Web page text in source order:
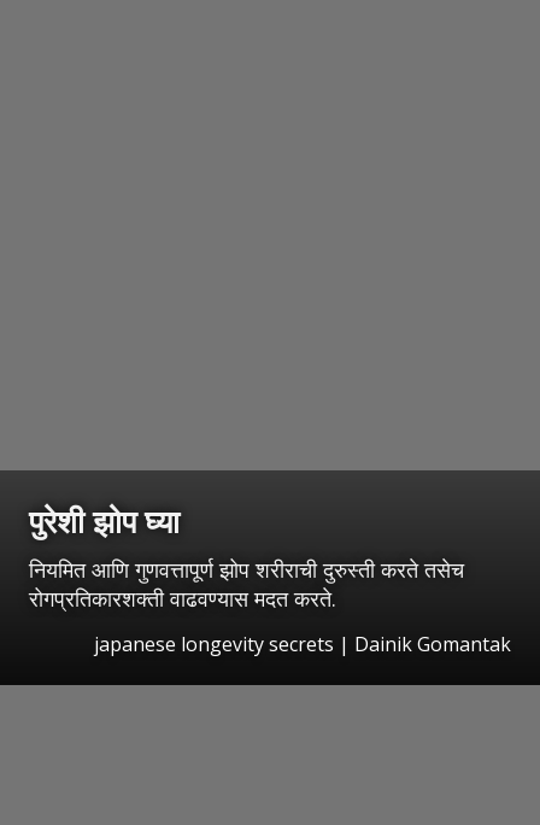
पुरेशी झोप घ्या
नियमित आणि गुणवत्तापूर्ण झोप शरीराची दुरुस्ती करते तसेच
रोगप्रतिकारशक्ती वाढवण्यास मदत करते.
japanese longevity secrets | Dainik Gomantak